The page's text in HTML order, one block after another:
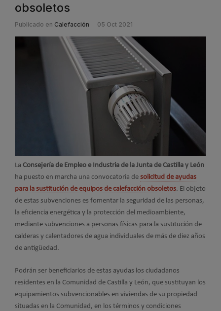
obsoletos
Publicado en Calefacción 05 Oct 2021
La Consejería de Empleo e Industria de la Junta de Castilla y León
ha puesto en marcha una convocatoria de solicitud de ayudas
para la sustitución de equipos de calefacción obsoletos. El objeto
de estas subvenciones es fomentar la seguridad de las personas,
la eficiencia energética y la protección del medioambiente,
mediante subvenciones a personas físicas para la sustitución de
calderas y calentadores de agua individuales de más de diez años
de antigüedad.
Podrán ser beneficiarios de estas ayudas los ciudadanos
residentes en la Comunidad de Castilla y León, que sustituyan los
equipamientos subvencionables en viviendas de su propiedad
situadas en la Comunidad, en los términos y condiciones